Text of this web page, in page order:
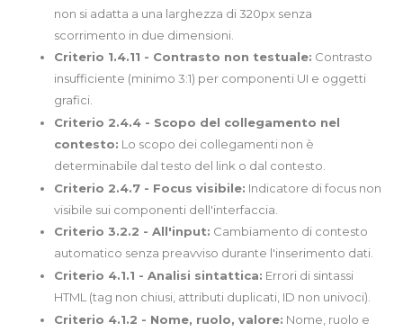
non si adatta a una larghezza di 320px senza
scorrimento in due dimensioni.
Criterio 1.4.11 - Contrasto non testuale: Contrasto
insufficiente (minimo 3:1) per componenti UI e oggetti
grafici.
Criterio 2.4.4 - Scopo del collegamento nel
contesto: Lo scopo dei collegamenti non è
determinabile dal testo del link o dal contesto.
Criterio 2.4.7 - Focus visibile: Indicatore di focus non
visibile sui componenti dell'interfaccia.
Criterio 3.2.2 - All'input: Cambiamento di contesto
automatico senza preavviso durante l'inserimento dati.
Criterio 4.1.1 - Analisi sintattica: Errori di sintassi
HTML (tag non chiusi, attributi duplicati, ID non univoci).
Criterio 4.1.2 - Nome, ruolo, valore: Nome, ruolo e